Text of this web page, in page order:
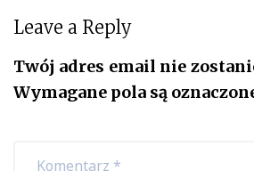
Leave a Reply
Twój adres email nie
Wymagane pola są